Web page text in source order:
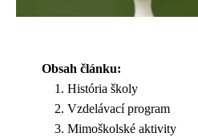
Obsah článku:
História školy
Vzdelávací program
Mimoškolské aktivity